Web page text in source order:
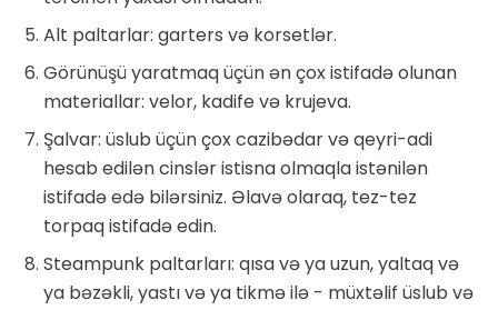
Alt paltarlar: garters və korsetlər.
Görünüşü yaratmaq üçün ən çox istifadə olunan
materiallar: velor, kadife və krujeva.
Şalvar: üslub üçün çox cazibədar və qeyri-adi
hesab edilən cinslər istisna olmaqla istənilən
istifadə edə bilərsiniz. Əlavə olaraq, tez-tez
torpaq istifadə edin.
Steampunk paltarları: qısa və ya uzun, yaltaq və
ya bəzəkli, yastı və ya tikmə ilə - müxtəlif üslub və